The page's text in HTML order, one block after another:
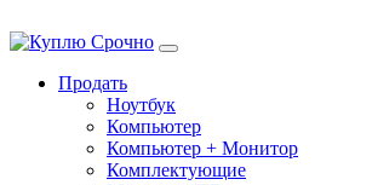
Продать
Ноутбук
Компьютер
Компьютер + Монитор
Комплектующие